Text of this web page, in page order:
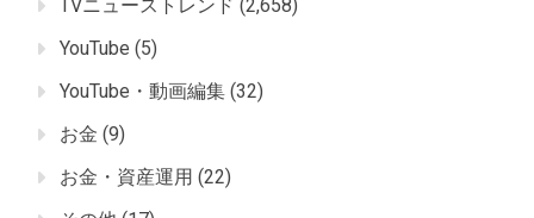
TVニューストレンド (2,658)
YouTube (5)
YouTube・動画編集 (32)
お金 (9)
お金・資産運用 (22)